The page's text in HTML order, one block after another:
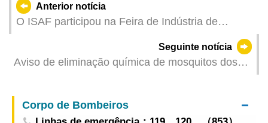
Anterior notícia
O ISAF participou na Feira de Indústria de
Medicina e Saúde de Guangzhou para divulgar a
legislação e as políticas de supervisão e
administração de medicamentos e dispositivos
Seguinte notícia
Aviso de eliminação química de mosquitos dos
Corpo de Bombeiros